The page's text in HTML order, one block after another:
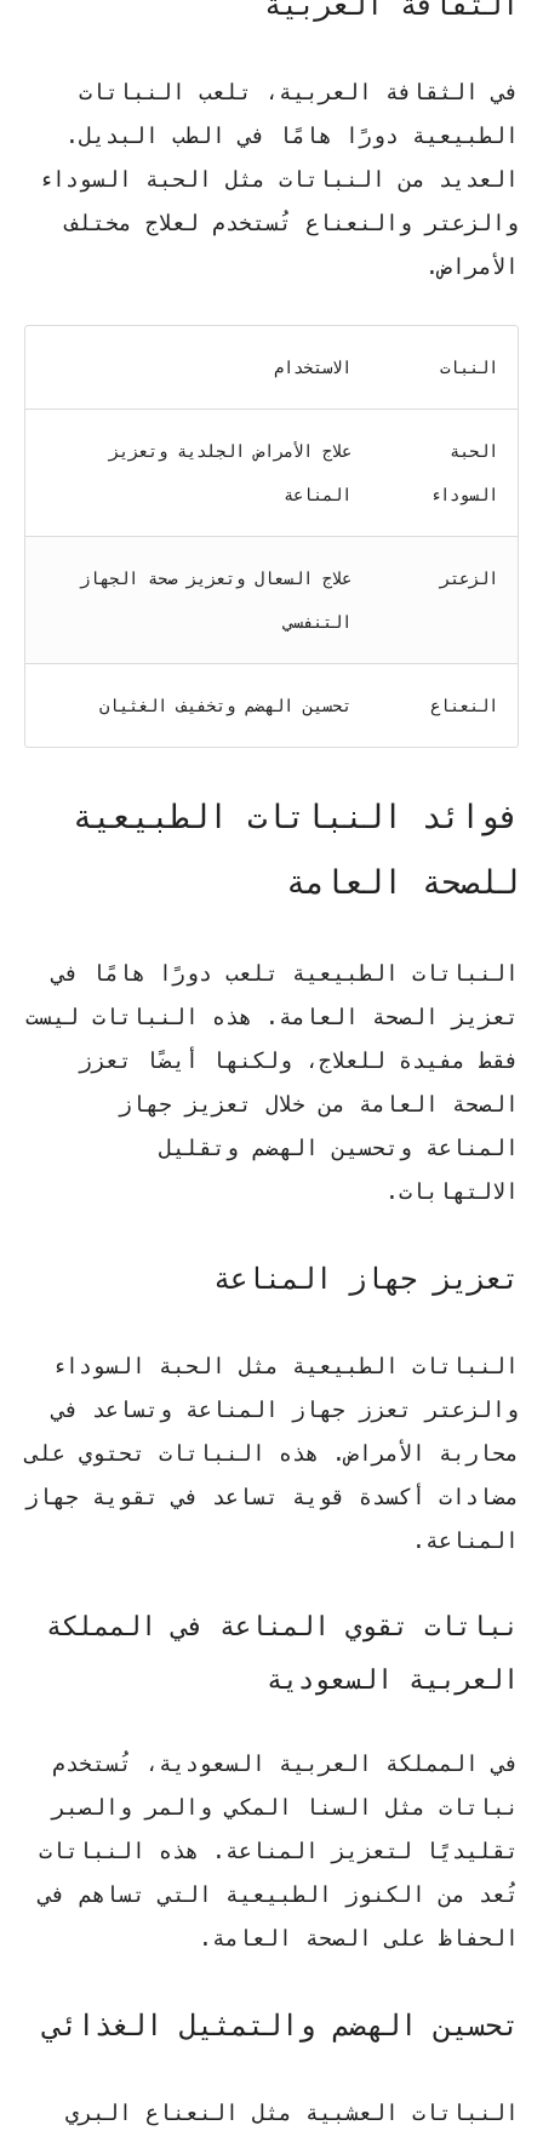
في الثقافة العربية، تلعب النباتات
الطبيعية دورًا هامًا في الطب البديل.
العديد من النباتات مثل الحبة السوداء
والزعتر والنعناع تُستخدم لعلاج مختلف
الأمراض.
النبات الاستخدام
الحبة
السوداء
علاج الأمراض الجلدية وتعزيز
المناعة
الزعتر علاج السعال وتعزيز صحة الجهاز
التنفسي
النعناع تحسين الهضم وتخفيف الغثيان
فوائد النباتات الطبيعية
للصحة العامة
النباتات الطبيعية تلعب دورًا هامًا في
تعزيز الصحة العامة. هذه النباتات ليست
فقط مفيدة للعلاج، ولكنها أيضًا تعزز
الصحة العامة من خلال تعزيز جهاز
المناعة وتحسين الهضم وتقليل
الالتهابات.
تعزيز جهاز المناعة
النباتات الطبيعية مثل
الحبة السوداء
و الزعتر
تعزز جهاز المناعة وتساعد في
محاربة الأمراض. هذه النباتات تحتوي على
مضادات أكسدة قوية تساعد في تقوية جهاز
المناعة.
نباتات تقوي المناعة في المملكة
العربية السعودية
في المملكة العربية السعودية، تُستخدم
نباتات مثل
السنا المكيو المر والصبر
تقليديًا لتعزيز المناعة. هذه النباتات
تُعد من الكنوز الطبيعية التي تساهم في
الحفاظ على الصحة العامة.
تحسين الهضم والتمثيل الغذائي
النباتات العشبية مثل
النعناع البري